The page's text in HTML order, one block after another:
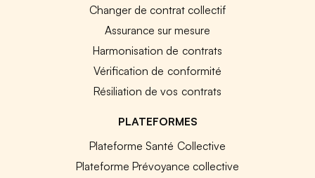
Changer de contrat collectif
Assurance sur mesure
Harmonisation de contrats
Vérification de conformité
Résiliation de vos contrats
PLATEFORMES
Plateforme Santé Collective
Plateforme Prévoyance collective